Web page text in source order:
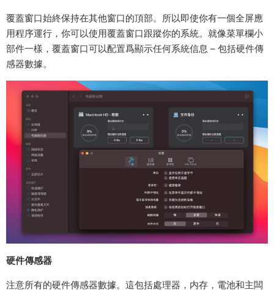
覆蓋窗口始終保持在其他窗口的頂部。所以即使你有一個全屏應
用程序運行，你可以使用覆蓋窗口跟蹤你的系統。就像菜單欄小
部件一樣，覆蓋窗口可以配置爲顯示任何系統信息 – 包括硬件傳
感器數據。
硬件傳感器
注意所有的硬件傳感器數據。這包括處理器，内存，電池和主闆